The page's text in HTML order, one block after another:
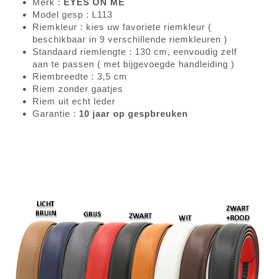
Merk : EYES ON ME
Model gesp : L113
Riemkleur : kies uw favoriete riemkleur (
beschikbaar in 9 verschillende riemkleuren )
Standaard riemlengte : 130 cm, eenvoudig zelf
aan te passen ( met bijgevoegde handleiding )
Riembreedte : 3,5 cm
Riem zonder gaatjes
Riem uit echt leder
Garantie : 10 jaar op gespbreuken